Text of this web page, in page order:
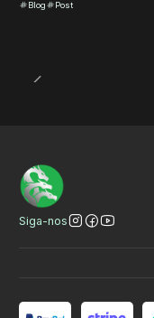
Blog Post
Siga-nos